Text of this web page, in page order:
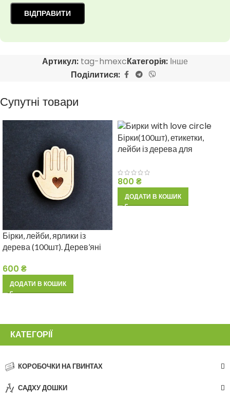
КАТЕГОРІЇ
КОРОБОЧКИ НА ГВИНТАХ
САДХУ ДОШКИ
Артикул: tag-hmexcКатегорія: Інше
Поділитися:
Супутні товари
Бірки, лейби, ярлики із
дерева (100шт). Дерев’яні
handmade товарів
600 ₴
ДОДАТИ В КОШИК
Бірки(100шт), етикетки,
лейби із дерева для
товарів ручної роботи
800 ₴
ДОДАТИ В КОШИК